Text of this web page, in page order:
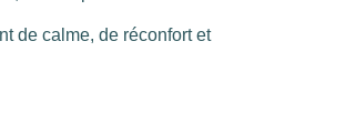
de calme, de réconfort et